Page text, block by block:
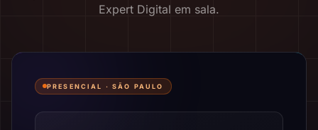
Expert Digital em sala.
PRESENCIAL ·SÃO PAULO